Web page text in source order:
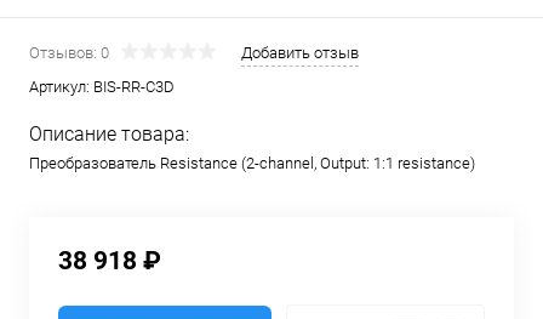
Отзывов: 0
Добавить отзыв
Артикул: BIS-RR-C3D
Описание товара:
Преобразователь Resistance (2-channel, Output: 1:1 resistance)
38 918 ₽